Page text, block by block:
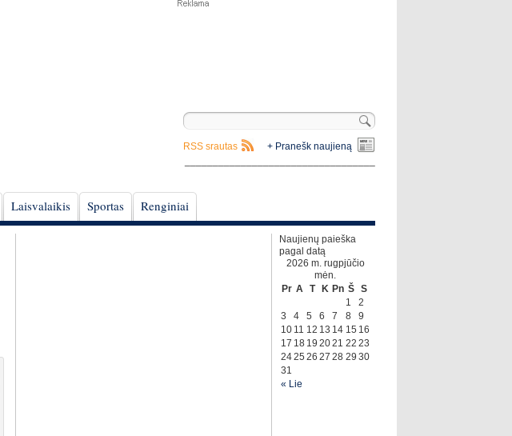
+ Pranešk naujieną
RSS srautas
Laisvalaikis Sportas Renginiai
Naujienų paieška
pagal datą
2026 m. rugpjūčio
mėn.
Pr A T K Pn Š S
« Lie
1
2
3
4 5 6 7 8
9
10 11 12 13 14 15 16
17 18 19 2021 22 23
2425 26 27 28 29 30
31